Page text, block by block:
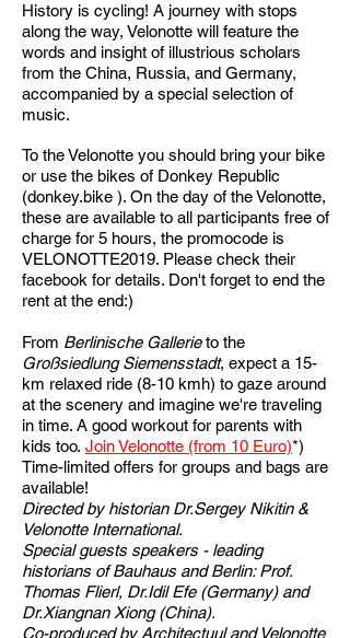
History is cycling! A journey with stops
along the way, Velonotte will feature the
words and insight of illustrious scholars
from the China, Russia, and Germany,
accompanied by a special selection of
music.
To the Velonotte you should bring your bike
or use the bikes of Donkey Republic
(donkey.bike ). On the day of the Velonotte,
these are available to all participants free of
charge for 5 hours, the promocode is
VELONOTTE2019. Please check their
facebook for details. Don't forget to end the
rent at the end:)
From Berlinische Gallerieto the
Großsiedlung Siemensstadt, expect a 15-
km relaxed ride (8-10 kmh) to gaze around
at the scenery and imagine we're traveling
in time. A good workout for parents with
kids too. Join Velonotte (from 10 Euro)*)
Time-limited offers for groups and bags are
available!
Directed by historian Dr.Sergey Nikitin &
Velonotte International.
Special guests speakers - leading
historians of Bauhaus and Berlin: Prof.
Thomas Flierl, Dr.Idil Efe (Germany) and
Dr.Xiangnan Xiong (China).
Co-produced by Architectuul and Velonotte